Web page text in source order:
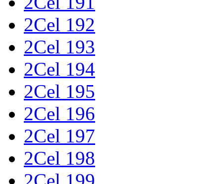
2Cel 192
2Cel 193
2Cel 194
2Cel 195
2Cel 196
2Cel 197
2Cel 198